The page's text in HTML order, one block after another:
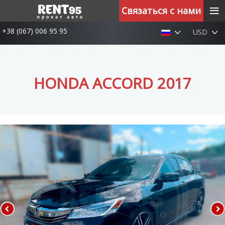
+38 (067) 006 95 95 USD
HONDA ACCORD 2017
Связаться с нами ≡